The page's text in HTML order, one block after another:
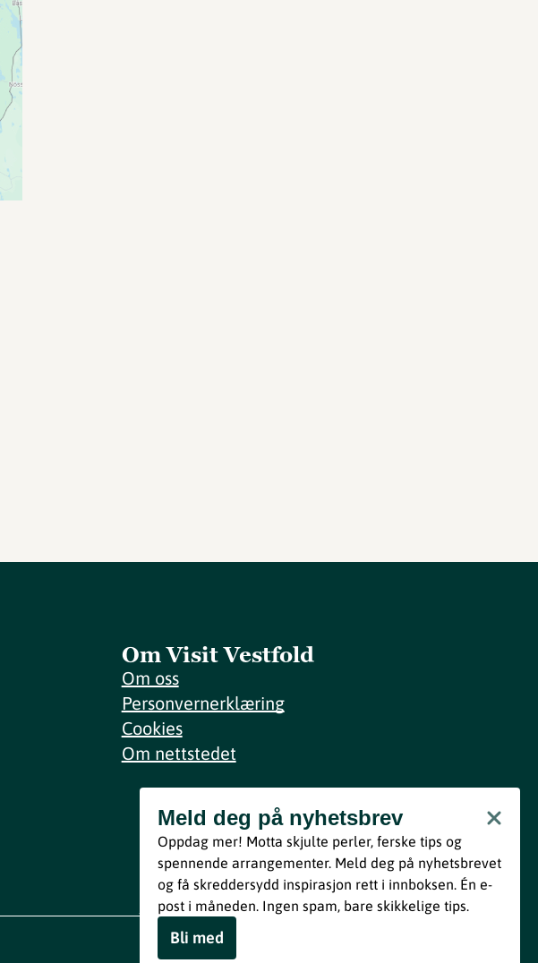
Om Visit Vestfold
Om oss
Personvernerklæring
Cookies
Om nettstedet
Meld deg på nyhetsbrev
Bli med
Ved å melde deg inn godtar du våre vilkår i henhold til vår
personvernerklæring.
Meld deg på nyhetsbrev
Oppdag mer! Motta skjulte perler, ferske tips og
spennende arrangementer. Meld deg på nyhetsbrevet
og få skreddersydd inspirasjon rett i innboksen. Én e-
post i måneden. Ingen spam, bare skikkelige tips.
Bli med